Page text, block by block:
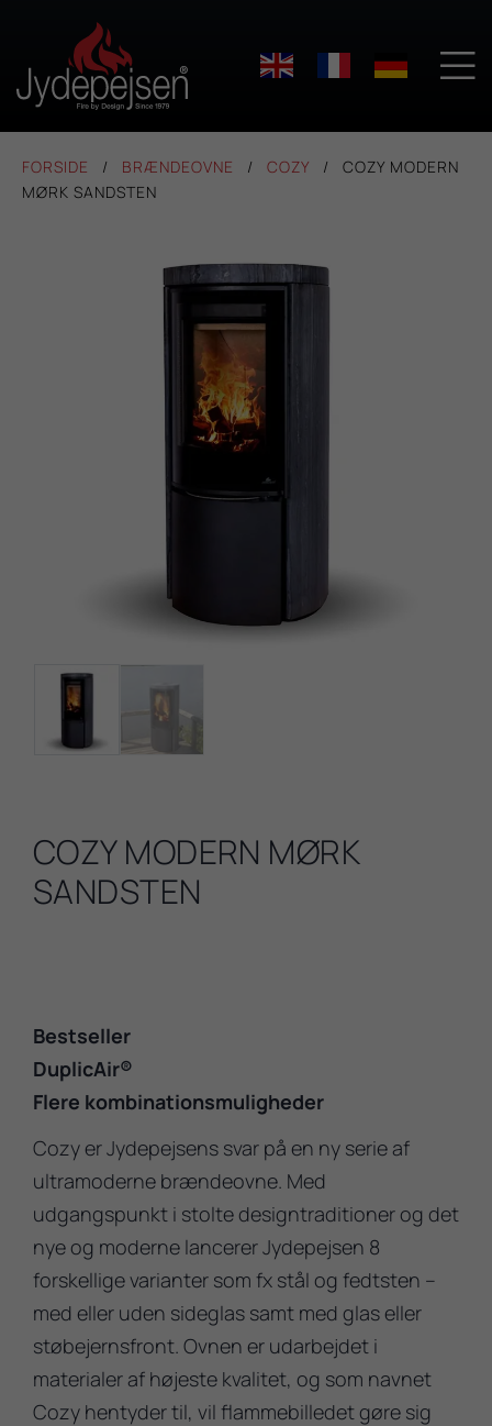

FORSIDE BRÆNDEOVNE COZY
COZY MODERN
MØRK SANDSTEN
COZY MODERN MØRK
SANDSTEN
Bestseller
DuplicAir®
Flere kombinationsmuligheder
Cozy er Jydepejsens svar på en ny serie af
ultramoderne brændeovne. Med
udgangspunkt i stolte designtraditioner og det
nye og moderne lancerer Jydepejsen 8
forskellige varianter som fx stål og fedtsten –
med eller uden sideglas samt med glas eller
støbejernsfront. Ovnen er udarbejdet i
materialer af højeste kvalitet, og som navnet
Cozy hentyder til, vil flammebilledet gøre sig